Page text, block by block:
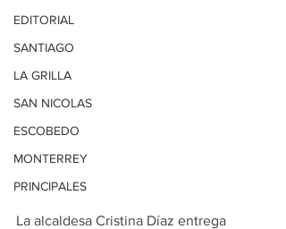
EDITORIAL
SANTIAGO
LA GRILLA
SAN NICOLAS
ESCOBEDO
MONTERREY
PRINCIPALES
La alcaldesa Cristina Díaz entrega